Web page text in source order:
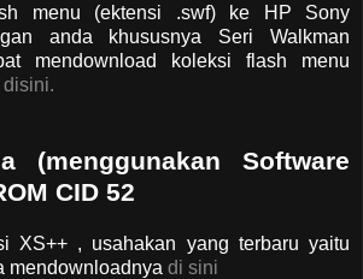
menu (ektensi .swf) ke HP Sony
anda khususnya Seri Walkman
mendownload koleksi flash menu
disini.
(menggunakan Software
CID 52
XS++ , usahakan yang terbaru yaitu
mendownloadnya di sini